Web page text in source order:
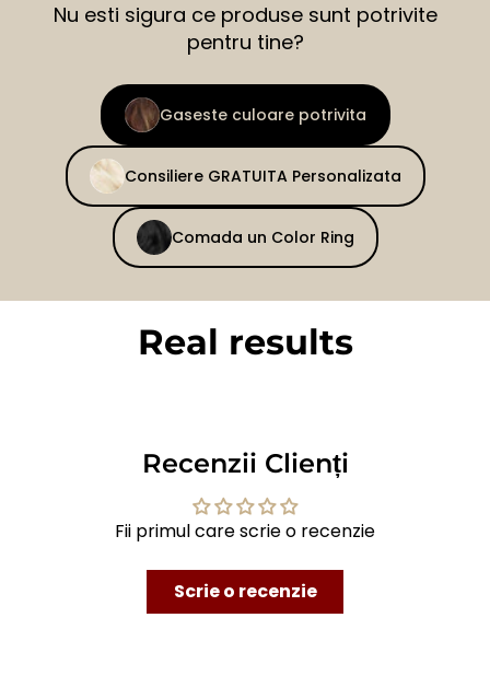
Nu esti sigura ce produse sunt potrivite
pentru tine?
Gaseste culoare potrivita
Consiliere GRATUITA Personalizata
Comada un Color Ring
Real results
Recenzii Clienți
Fii primul care scrie o recenzie
Scrie o recenzie